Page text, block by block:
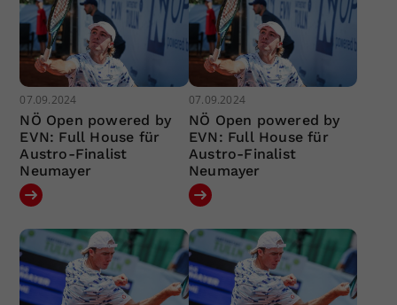
07.09.2024
NÖ Open powered by
EVN: Full House für
Austro-Finalist
Neumayer
07.09.2024
NÖ Open powered by
EVN: Full House für
Austro-Finalist
Neumayer